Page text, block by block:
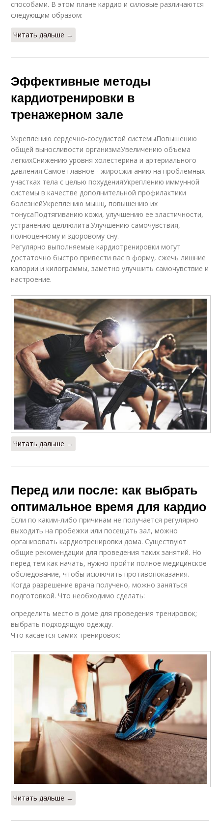
способами. В этом плане кардио и силовые различаются
следующим образом:
Читать дальше →
Эффективные методы
кардиотренировки в
тренажерном зале
Укреплению сердечно-сосудистой системыПовышению
общей выносливости организмаУвеличению объема
легкихСнижению уровня холестерина и артериального
давления.Самое главное - жиросжиганию на проблемных
участках тела с целью похуденияУкреплению иммунной
системы в качестве дополнительной профилактики
болезнейУкреплению мышц, повышению их
тонусаПодтягиванию кожи, улучшению ее эластичности,
устранению целлюлита.Улучшению самочувствия,
полноценному и здоровому сну.
Регулярно выполняемые кардиотренировки могут
достаточно быстро привести вас в форму, сжечь лишние
калории и килограммы, заметно улучшить самочувствие и
настроение.
Читать дальше →
Перед или после: как выбрать
оптимальное время для кардио
Если по каким-либо причинам не получается регулярно
выходить на пробежки или посещать зал, можно
организовать кардиотренировки дома. Существуют
общие рекомендации для проведения таких занятий. Но
перед тем как начать, нужно пройти полное медицинское
обследование, чтобы исключить противопоказания.
Когда разрешение врача получено, можно заняться
подготовкой. Что необходимо сделать:
определить место в доме для проведения тренировок;
выбрать подходящую одежду.
Что касается самих тренировок:
Читать дальше →